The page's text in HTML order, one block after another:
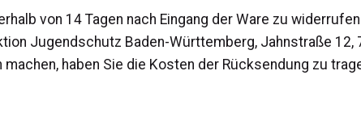
von 14 Tagen nach Eingang der Ware zu
Jugendschutz Baden-Württemberg, Jahnstraße 12,
haben Sie die Kosten der Rücksendung zu